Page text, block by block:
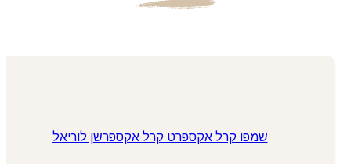
שמפו קרל אקספרט קרל אקספרשן לוריאל